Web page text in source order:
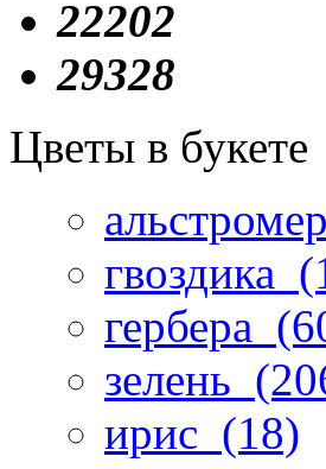
22202
29328
Цветы в букете
гвоздика
гербера
зелень
ирис (18)